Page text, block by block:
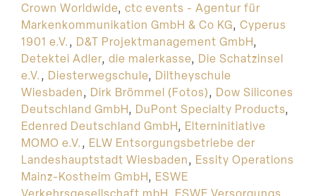
Crown Worldwide, ctc events - Agentur für
Markenkommunikation GmbH & Co KG, Cyperus
1901 e.V., D&T Projektmanagement GmbH,
Detektei Adler, die malerkasse, Die Schatzinsel
e.V., Diesterwegschule, Diltheyschule
Wiesbaden, Dirk Brömmel (Fotos), Dow Silicones
Deutschland GmbH, DuPont Specialty Products,
Edenred Deutschland GmbH, Elterninitiative
MOMO e.V., ELW Entsorgungsbetriebe der
Landeshauptstadt Wiesbaden, Essity Operations
Mainz-Kostheim GmbH, ESWE